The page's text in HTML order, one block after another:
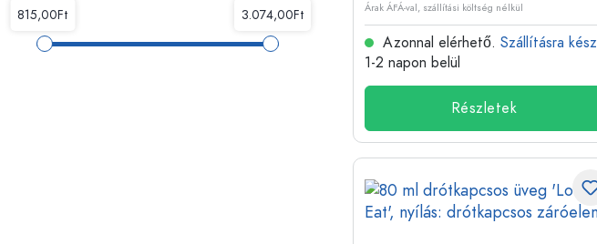
Árak ÁFÁ-val, szállítási költség nélkül
Azonnal elérhető. Szállításra kész
1-2 napon belül
Részletek